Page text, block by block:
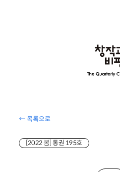
← 목록으로
[2022 봄] 통권 195호